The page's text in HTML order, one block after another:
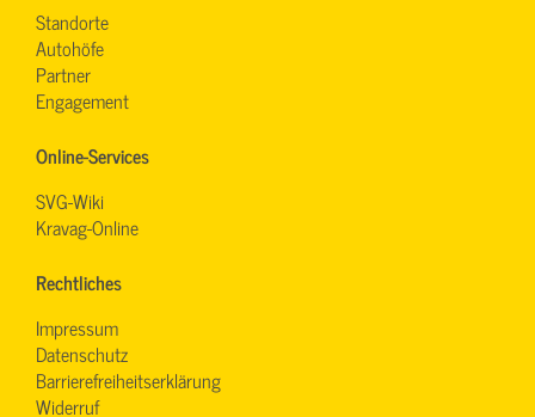
Standorte
Autohöfe
Partner
Engagement
Online-Services
SVG-Wiki
Kravag-Online
Rechtliches
Impressum
Datenschutz
Barrierefreiheitserklärung
Widerruf